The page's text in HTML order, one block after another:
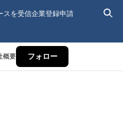
スを受信企業登録申請
概要 フォロー